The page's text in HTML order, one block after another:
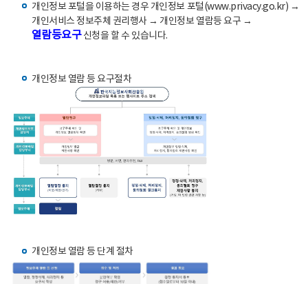
개인정보 포털을 이용하는 경우 개인정보 포털(www.privacy.go.kr) →
개인서비스 정보주체 권리행사 → 개인정보 열람등 요구 →
열람등요구신청을 할 수 있습니다.
개인정보 열람 등 요구절차
개인정보 열람 등 단계 절차